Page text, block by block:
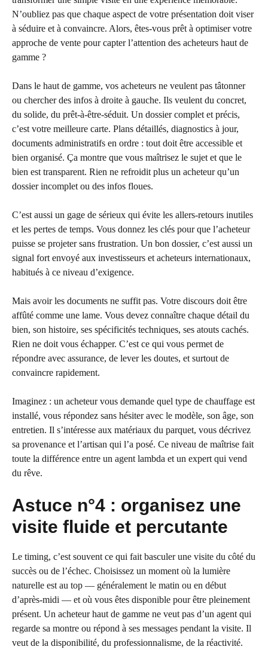
N’oubliez pas que chaque aspect de votre présentation doit viser
à séduire et à convaincre. Alors, êtes-vous prêt à optimiser votre
approche de vente pour capter l’attention des acheteurs haut de
gamme ?
Dans le haut de gamme, vos acheteurs ne veulent pas tâtonner
ou chercher des infos à droite à gauche. Ils veulent du concret,
du solide, du prêt-à-être-séduit. Un dossier complet et précis,
c’est votre meilleure carte. Plans détaillés, diagnostics à jour,
documents administratifs en ordre : tout doit être accessible et
bien organisé. Ça montre que vous maîtrisez le sujet et que le
bien est transparent. Rien ne refroidit plus un acheteur qu’un
dossier incomplet ou des infos floues.
C’est aussi un gage de sérieux qui évite les allers-retours inutiles
et les pertes de temps. Vous donnez les clés pour que l’acheteur
puisse se projeter sans frustration. Un bon dossier, c’est aussi un
signal fort envoyé aux investisseurs et acheteurs internationaux,
habitués à ce niveau d’exigence.
Mais avoir les documents ne suffit pas. Votre discours doit être
affûté comme une lame. Vous devez connaître chaque détail du
bien, son histoire, ses spécificités techniques, ses atouts cachés.
Rien ne doit vous échapper. C’est ce qui vous permet de
répondre avec assurance, de lever les doutes, et surtout de
convaincre rapidement.
Imaginez : un acheteur vous demande quel type de chauffage est
installé, vous répondez sans hésiter avec le modèle, son âge, son
entretien. Il s’intéresse aux matériaux du parquet, vous décrivez
sa provenance et l’artisan qui l’a posé. Ce niveau de maîtrise fait
toute la différence entre un agent lambda et un expert qui vend
du rêve.
Astuce n°4 : organisez une
visite fluide et percutante
Le timing, c’est souvent ce qui fait basculer une visite du côté du
succès ou de l’échec. Choisissez un moment où la lumière
naturelle est au top — généralement le matin ou en début
d’après-midi — et où vous êtes disponible pour être pleinement
présent. Un acheteur haut de gamme ne veut pas d’un agent qui
regarde sa montre ou répond à ses messages pendant la visite. Il
veut de la disponibilité, du professionnalisme, de la réactivité.